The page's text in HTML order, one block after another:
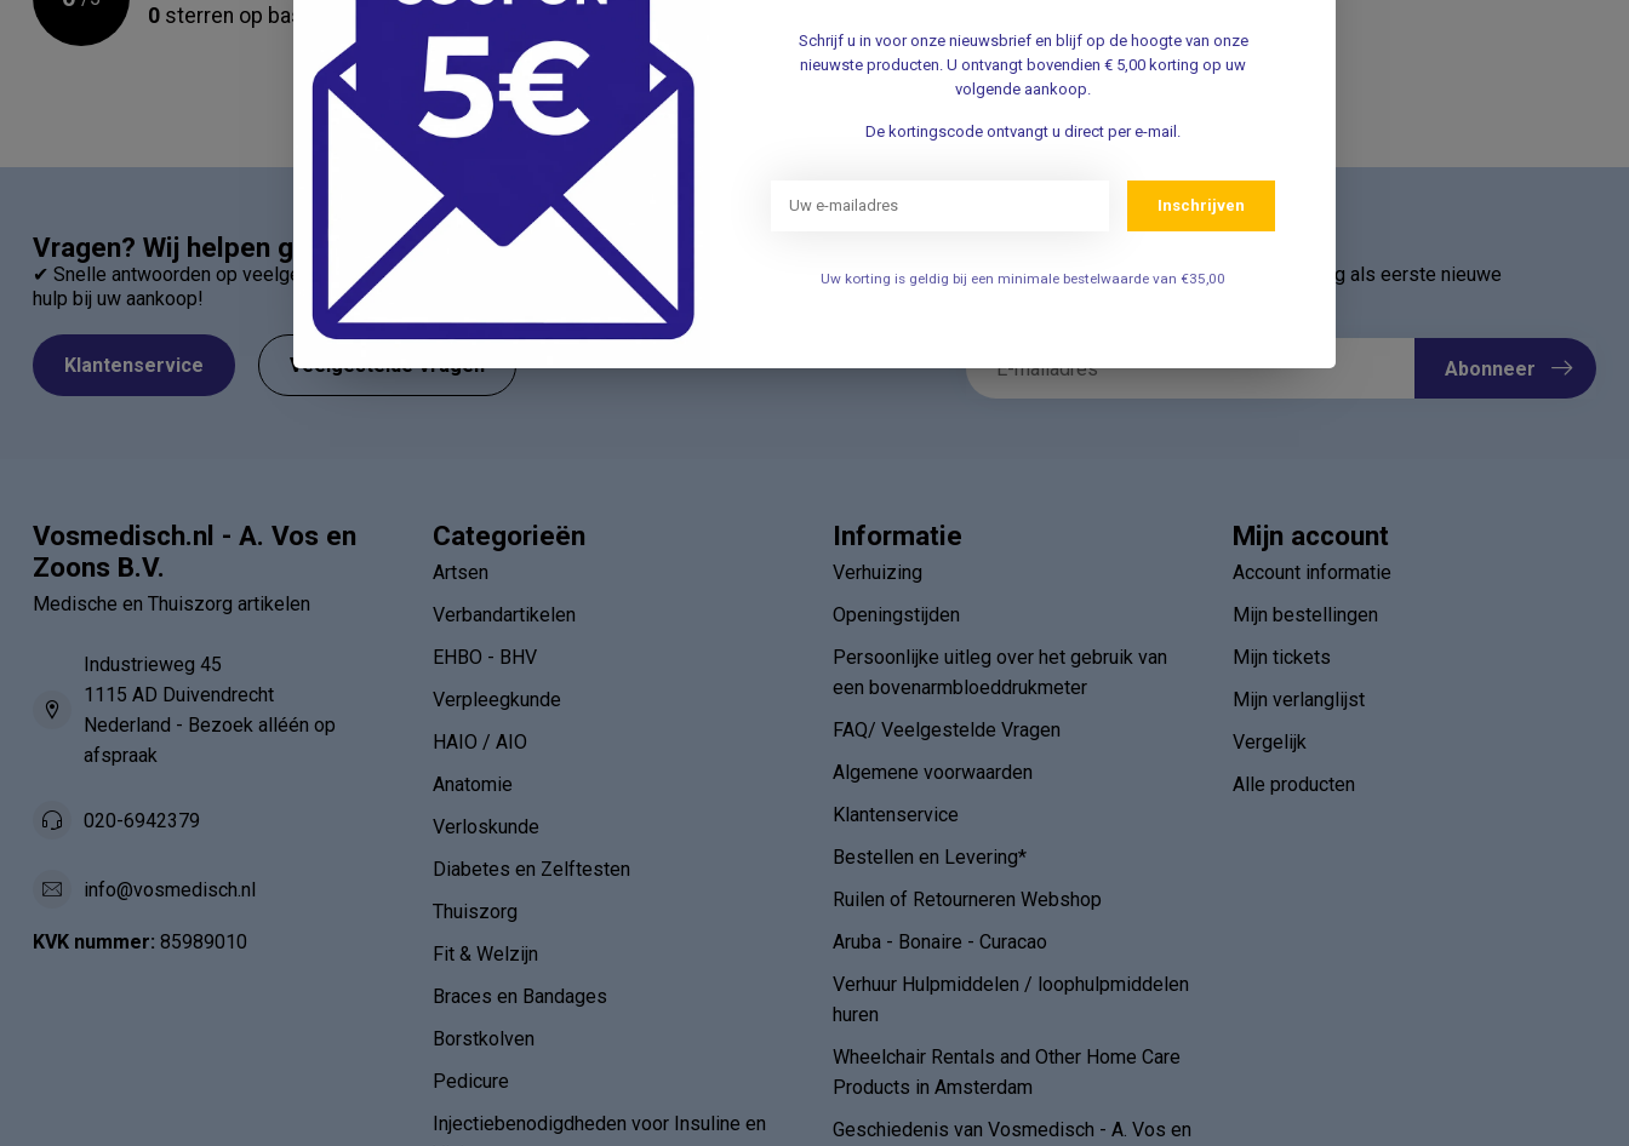
0 sterren op basis van
Vragen? Wij helpen graag!
✔ Snelle antwoorden op veelgestelde vragen ✔ Direct contact met onze klantenservice ✔ Altijd
hulp bij uw aankoop!
Klantenservice Veelgestelde Vragen
Schrijf u in voor onze nieuwsbrief en ontvang als eerste nieuwe
Abonneer
Vosmedisch.nl - A. Vos en
Zoons B.V.
Medische en Thuiszorg artikelen
Industrieweg 45
1115 AD Duivendrecht
Nederland - Bezoek alléén op
afspraak
020-6942379
info@vosmedisch.nl
KVK nummer: 85989010
Categorieën
Artsen
Verbandartikelen
EHBO - BHV
Verpleegkunde
HAIO / AIO
Anatomie
Verloskunde
Diabetes en Zelftesten
Thuiszorg
Fit & Welzijn
Braces en Bandages
Borstkolven
Pedicure
Injectiebenodigdheden voor Insuline en
Informatie
Verhuizing
Openingstijden
Persoonlijke uitleg over het gebruik van
een bovenarmbloeddrukmeter
FAQ/ Veelgestelde Vragen
Algemene voorwaarden
Klantenservice
Bestellen en Levering*
Ruilen of Retourneren Webshop
Aruba - Bonaire - Curacao
Verhuur Hulpmiddelen / loophulpmiddelen
huren
Wheelchair Rentals and Other Home Care
Products in Amsterdam
Geschiedenis van Vosmedisch - A. Vos en
Mijn account
Account informatie
Mijn bestellingen
Mijn tickets
Mijn verlanglijst
Vergelijk
Alle producten
Schrijf u in voor onze nieuwsbrief en blijf op de hoogte van onze
nieuwste producten. U ontvangt bovendien € 5,00 korting op uw
volgende aankoop.
De kortingscode ontvangt u direct per e-mail.
Inschrijven
Uw korting is geldig bij een minimale bestelwaarde van €35,00